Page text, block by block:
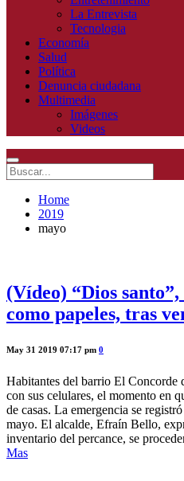
La Entrevista
Tecnologia
Economía
Salud
Política
Denuncia ciudadana
Multimedia
Imágenes
Videos
Home
2019
mayo
(Vídeo) “Dios
como papeles, tras
May 31 2019 07:17 pm 0
Habitantes del barrio El Concorde
con sus celulares, el momento en
de casas. La emergencia se
mayo. El alcalde, Efraín Bello,
inventario del percance, se
Mas